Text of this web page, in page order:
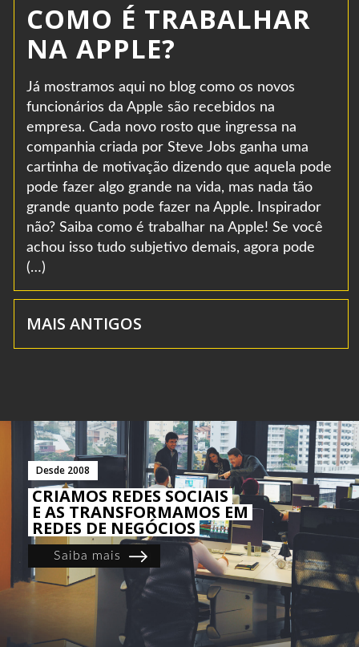
COMO É TRABALHAR
NA APPLE?
Já mostramos aqui no blog como os novos
funcionários da Apple são recebidos na
empresa. Cada novo rosto que ingressa na
companhia criada por Steve Jobs ganha uma
cartinha de motivação dizendo que aquela pode
pode fazer algo grande na vida, mas nada tão
grande quanto pode fazer na Apple. Inspirador
não? Saiba como é trabalhar na Apple! Se você
achou isso tudo subjetivo demais, agora pode
(…)
MAIS ANTIGOS
Desde 2008
CRIAMOS REDES SOCIAIS
E AS TRANSFORMAMOS EM
REDES DE NEGÓCIOS
Saiba mais